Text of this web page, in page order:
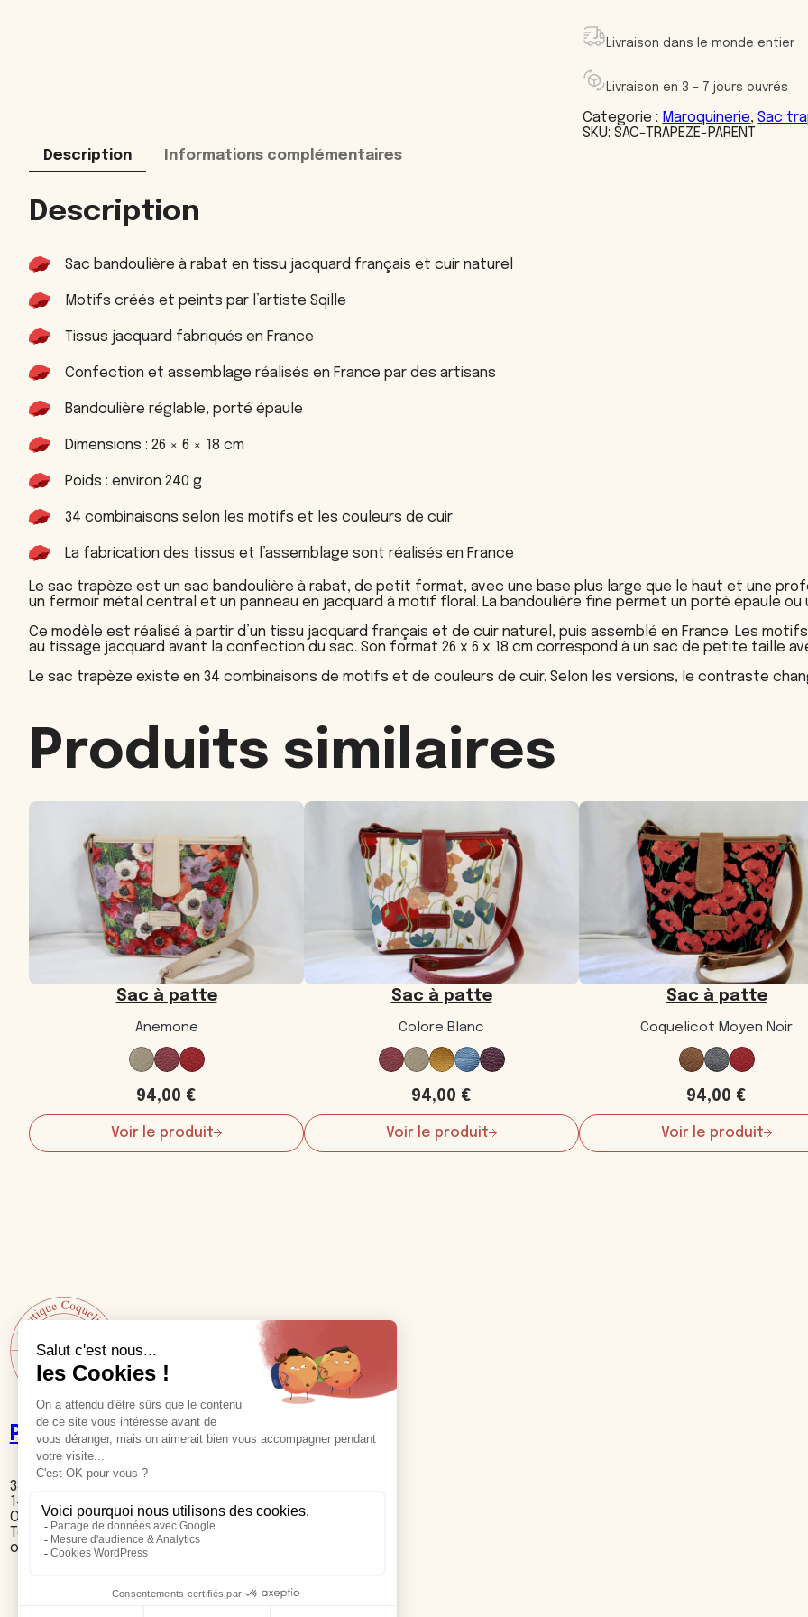
t
r
p
è
z
e
Livraison dans le monde entier
Livraison en 3 – 7 jours ouvrés
Categorie : Maroquinerie, Sac
SKU: SAC-TRAPEZE-PARENT
Description
Informations complémentaires
Description
Sac bandoulière à rabat en tissu jacquard français et cuir naturel
Motifs créés et peints par l’artiste Sqille
Tissus jacquard fabriqués en France
Confection et assemblage réalisés en France par des artisans
Bandoulière réglable, porté épaule
Dimensions : 26 × 6 × 18 cm
Poids : environ 240 g
34 combinaisons selon les motifs et les couleurs de cuir
La fabrication des tissus et l’assemblage sont réalisés en France
Le sac trapèze est un sac bandoulière à rabat, de petit format, avec une base plus large que le haut et une
un fermoir métal central et un panneau en jacquard à motif floral. La bandoulière fine permet un porté épaule
Ce modèle est réalisé à partir d’un tissu jacquard français et de cuir naturel, puis assemblé en France. Les
au tissage jacquard avant la confection du sac. Son format 26 x 6 x 18 cm correspond à un sac de petite taille
Le sac trapèze existe en 34 combinaisons de motifs et de couleurs de cuir. Selon les versions, le contraste
Produits similaires
Sac à patte
Anemone
94,00 €
Voir le produit
:
Sac
Sac à patte
Colore Blanc
94,00 €
Voir le produit
:
Sac
Sac à patte
Coquelicot Moyen Noir
94,00 €
Voir le produit
:
Sac
Poppies Shop
38 Rue de Nesmond
14400 Bayeux
Ouvert sans horaire standard
Tél Boutique : 06 50 70 94 11
ou 06 38 68 36 65